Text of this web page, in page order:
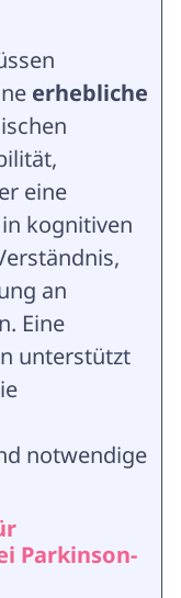
erhebliche
eine
kognitiven
an
Eine
unterstützt
notwendige
Parkinson-